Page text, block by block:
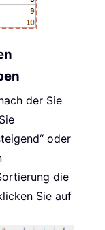
der Sie
oder
die
Sie auf